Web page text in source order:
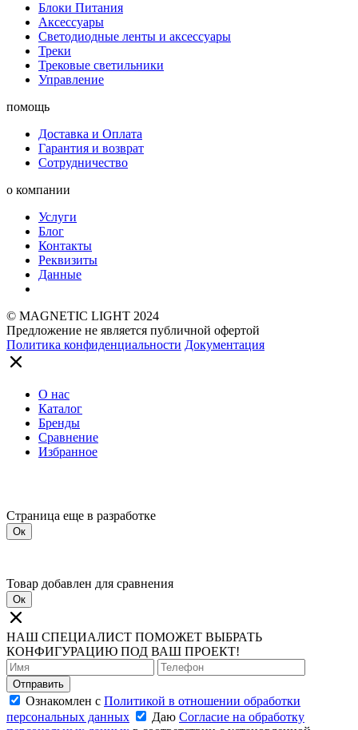
Блоки Питания
Аксессуары
Светодиодные ленты и аксессуары
Треки
Трековые светильники
Управление
помощь
Доставка и Оплата
Гарантия и возврат
Сотрудничество
о компании
Услуги
Блог
Контакты
Реквизиты
Данные
© MAGNETIC LIGHT 2024
Предложение не является публичной офертой
Политика конфиденциальности Документация
О нас
Каталог
Бренды
Сравнение
Избранное
Страница еще в разработке
Ок
Товар добавлен для сравнения
Ок
НАШ СПЕЦИАЛИСТ ПОМОЖЕТ ВЫБРАТЬ
КОНФИГУРАЦИЮ ПОД ВАШ ПРОЕКТ!
Отправить
Ознакомлен с Политикой в отношении обработки
персональных данных
Даю Согласие на обработку